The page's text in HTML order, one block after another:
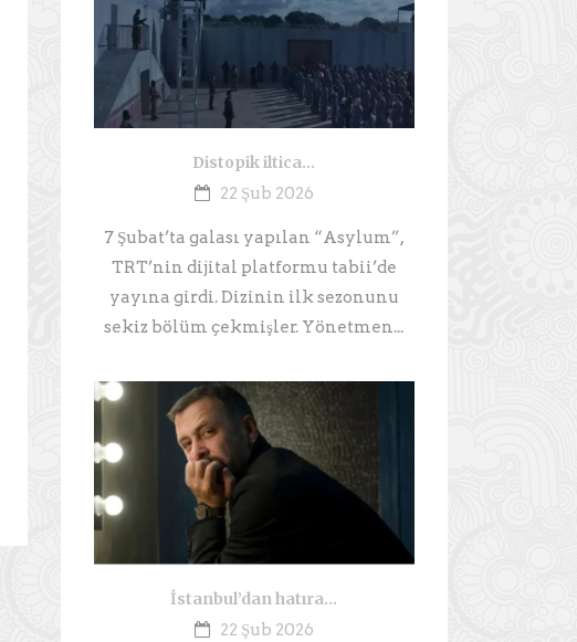
Distopik iltica…
22 Şub 2026
7 Şubat’ta galası yapılan “Asylum”,
TRT’nin dijital platformu tabii’de
yayına girdi. Dizinin ilk sezonunu
sekiz bölüm çekmişler. Yönetmen...
İstanbul’dan hatıra…
22 Şub 2026